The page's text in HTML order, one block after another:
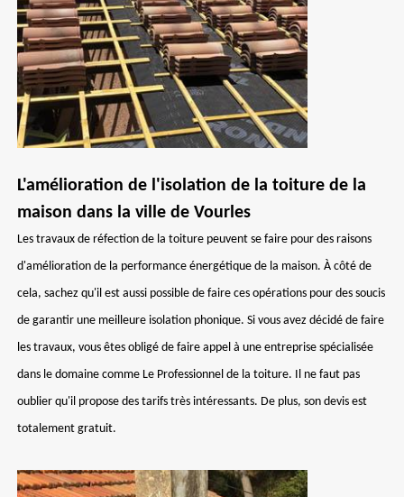
L'amélioration de l'isolation de la toiture de la
maison dans la ville de Vourles
Les travaux de réfection de la toiture peuvent se faire pour des raisons
d'amélioration de la performance énergétique de la maison. À côté de
cela, sachez qu'il est aussi possible de faire ces opérations pour des soucis
de garantir une meilleure isolation phonique. Si vous avez décidé de faire
les travaux, vous êtes obligé de faire appel à une entreprise spécialisée
dans le domaine comme Le Professionnel de la toiture. Il ne faut pas
oublier qu'il propose des tarifs très intéressants. De plus, son devis est
totalement gratuit.